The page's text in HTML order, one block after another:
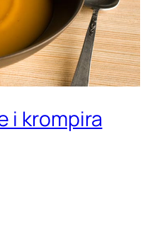
i krompira